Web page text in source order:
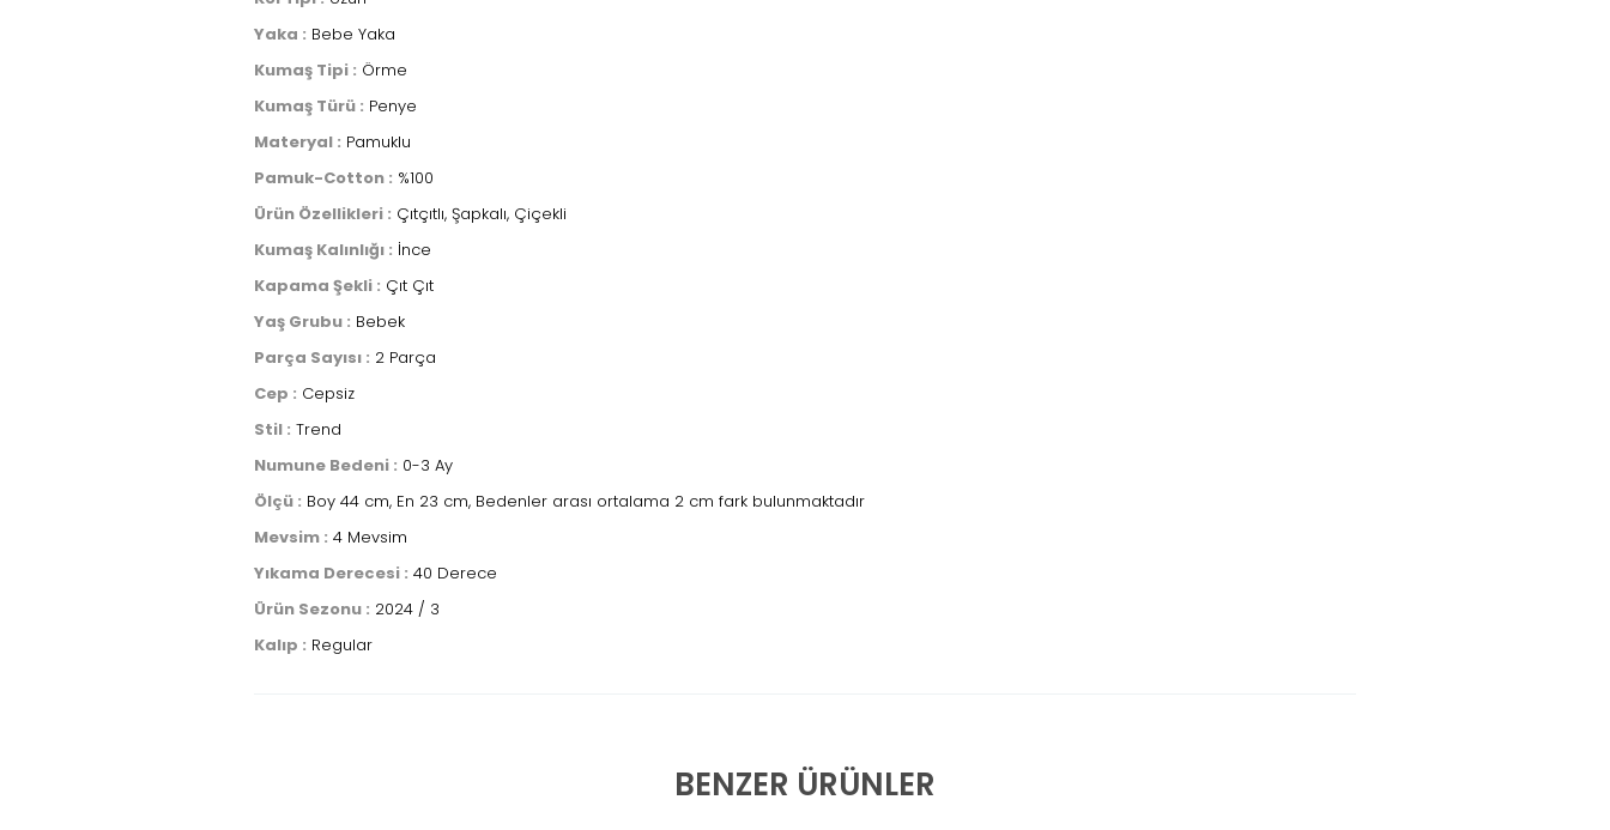
Yaka : Bebe Yaka
Kumaş Tipi : Örme
Kumaş Türü : Penye
Materyal : Pamuklu
Pamuk-Cotton : %100
Ürün Özellikleri : Çıtçıtlı, Şapkalı, Çiçekli
Kumaş Kalınlığı : İnce
Kapama Şekli : Çıt Çıt
Yaş Grubu : Bebek
Parça Sayısı : 2 Parça
Cep : Cepsiz
Stil : Trend
Numune Bedeni : 0-3 Ay
Ölçü : Boy 44 cm, En 23 cm, Bedenler arası ortalama 2 cm fark bulunmaktadır
Mevsim : 4 Mevsim
Yıkama Derecesi : 40 Derece
Ürün Sezonu : 2024 / 3
Kalıp : Regular
BENZER ÜRÜNLER